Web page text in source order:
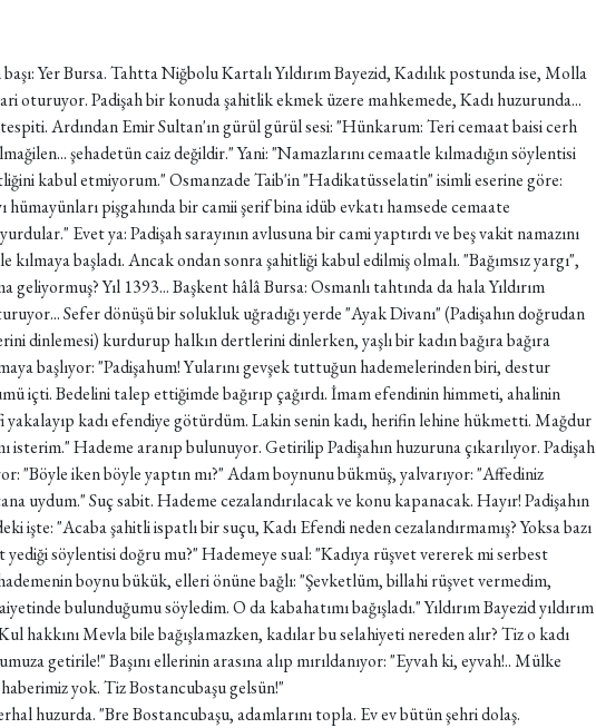
Yer Bursa. Tahtta Niğbolu Kartalı Yıldırım Bayezid, Kadılık postunda ise, Molla
oturuyor. Padişah bir konuda şahitlik ekmek üzere mahkemede, Kadı huzurunda...
Ardından Emir Sultan'ın gürül gürül sesi: "Hünkarum: Teri cemaat baisi cerh
şehadetün caiz değildir." Yani: "Namazlarını cemaatle kılmadığın söylentisi
kabul etmiyorum." Osmanzade Taib'in "Hadikatüsselatin" isimli eserine göre:
hümayünları pişgahında bir camii şerif bina idüb evkatı hamsede cemaate
Evet ya: Padişah sarayının avlusuna bir cami yaptırdı ve beş vakit namazını
kılmaya başladı. Ancak ondan sonra şahitliği kabul edilmiş olmalı. "Bağımsız yargı",
geliyormuş? Yıl 1393...Başkent hâlâ Bursa: Osmanlı tahtında da hala Yıldırım
Sefer dönüşü bir solukluk uğradığı yerde "Ayak Divanı" (Padişahın doğrudan
dinlemesi) kurdurup halkın dertlerini dinlerken, yaşlı bir kadın bağıra bağıra
başlıyor: "Padişahum! Yularını gevşek tuttuğun hademelerinden biri, destur
içti. Bedelini talep ettiğimde bağırıp çağırdı. İmam efendinin himmeti, ahalinin
kadı efendiye götürdüm. Lakin senin kadı, herifin lehine hükmetti. Mağdur
isterim." Hademe aranıp bulunuyor. Getirilip Padişahın huzuruna çıkarılıyor. Padişah
"Böyle iken böyle yaptın mı?" Adam boynunu bükmüş, yalvarıyor: "Affediniz
uydum." Suç sabit. Hademe cezalandırılacak ve konu kapanacak. Hayır! Padişahın
işte: "Acaba şahitli ispatlı bir suçu, Kadı Efendi neden cezalandırmamış? Yoksa bazı
yediği söylentisi doğru mu?" Hademeye sual: "Kadıya rüşvet vererek mi serbest
boynu bükük, elleri önüne bağlı: "Şevketlüm, billahi rüşvet vermedim,
bulunduğumu söyledim. O da kabahatımı bağışladı." Yıldırım Bayezid yıldırım
hakkını Mevla bile bağışlamazken, kadılar bu selahiyeti nereden alır? Tiz o kadı
getirile!" Başını ellerinin arasına alıp mırıldanıyor: "Eyvah ki, eyvah!.. Mülke
yok. Tiz Bostancubaşu gelsün!"
huzurda. "Bre Bostancubaşu, adamlarını topla. Ev ev bütün şehri dolaş.